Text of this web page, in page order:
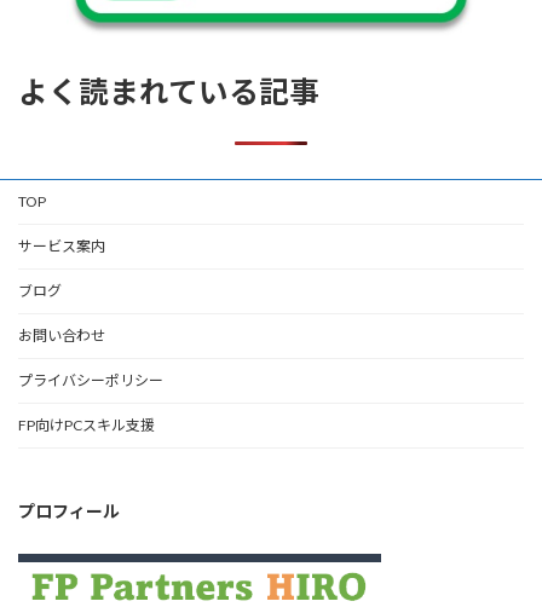
よく読まれている記事
TOP
サービス案内
ブログ
お問い合わせ
プライバシーポリシー
FP向けPCスキル支援
プロフィール